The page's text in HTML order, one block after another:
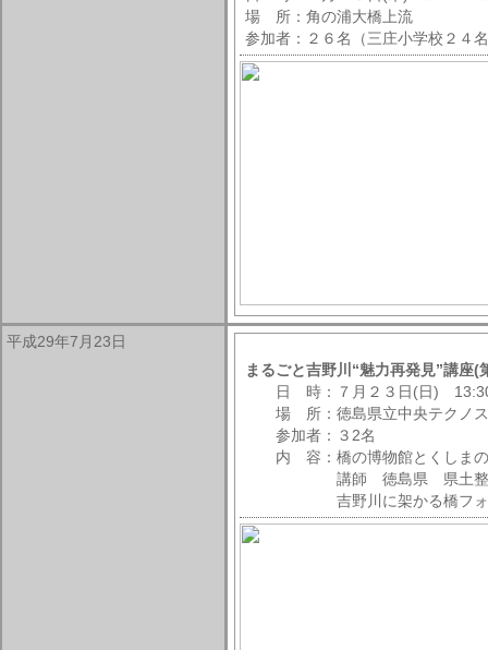
場 所：角の浦大橋上流
参加者：２６名（三庄小学校２４
平成29年7月23日
まるごと吉野川“魅力再発見”講座(
日 時：７月２３日(日)
場 所：徳島県立中央テクノス
参加者：３2名
内 容：橋の博物館とくしまの
講師 徳島県 県土整備
吉野川に架かる橋フォトコ